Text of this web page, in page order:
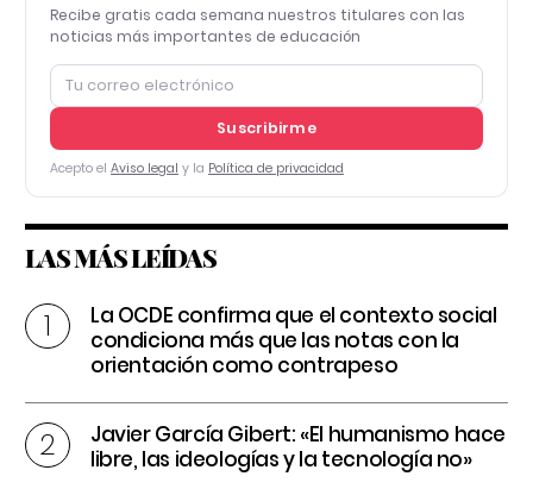
Recibe gratis cada semana nuestros titulares con las
noticias más importantes de educación
Suscribirme
Acepto el Aviso legal y la Política de privacidad
LAS MÁS LEÍDAS
La OCDE confirma que el contexto social
condiciona más que las notas con la
orientación como contrapeso
Javier García Gibert: «El humanismo hace
libre, las ideologías y la tecnología no»